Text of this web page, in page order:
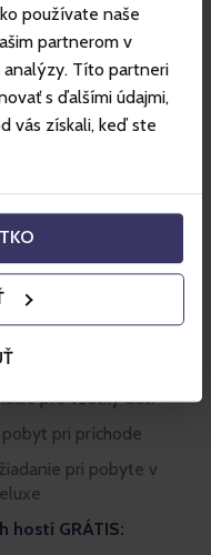
používate naše
partnerom v
analýzy. Títo partneri
s ďalšími údajmi,
vás získali, keď ste
požiadanie na
deti všetkých
tie najmenšie
pre všetky deti
pri príchode
pri pobyte v
hostí GRÁTIS: